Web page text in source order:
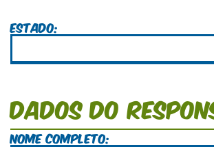
Estado:
Dados do
Nome Completo: